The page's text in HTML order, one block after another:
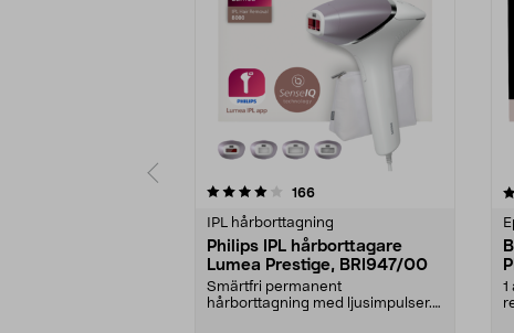
166recensioner
IPL hårborttagning
Philips IPL hårborttagare
Lumea Prestige, BRI947/00
Smärtfri permanent
hårborttagning med ljusimpulser.
4.5 av 5 stjärnor
1